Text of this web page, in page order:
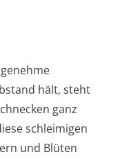
hält, steht
ganz
schleimigen
und Blüten